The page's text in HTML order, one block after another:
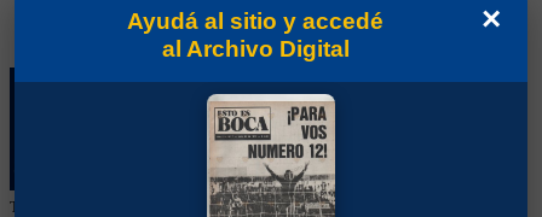
Tu colaboración ayuda a mantener este archivo histórico en línea
×
Ayudá al sitio y accedé
al Archivo Digital